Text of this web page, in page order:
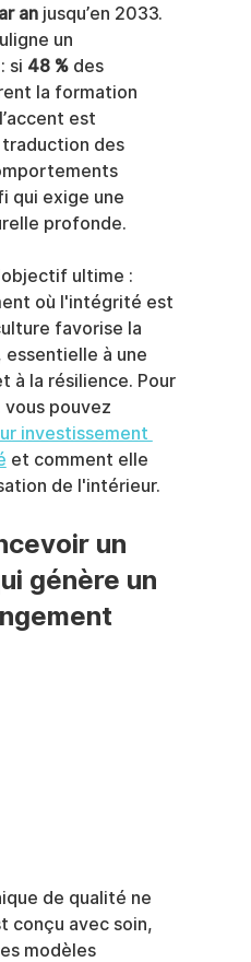
an jusqu’en 2033.
un
si 48 % des
la formation
est
traduction des
qui exige une
profonde.
ultime :
où l'intégrité est
favorise la
à une
à la résilience. Pour
pouvez
investissement
et comment elle
de l'intérieur.
un
génère un
de qualité ne
conçu avec soin,
modèles